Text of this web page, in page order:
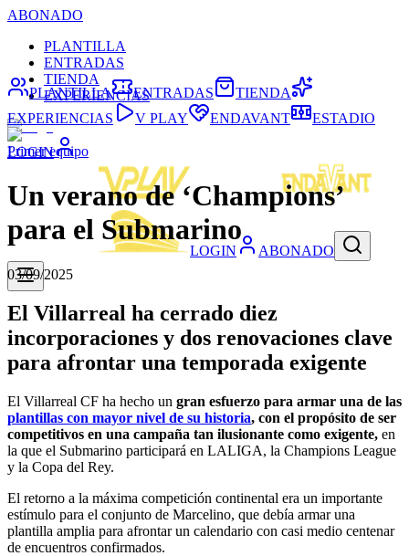
ABONADO
PLANTILLA
ENTRADAS
TIENDA
EXPERIENCIAS
LOGIN
LOGIN ABONADO
PLANTILLA ENTRADAS
TIENDA
EXPERIENCIAS
V PLAY ENDAVANT ESTADIO
Primer equipo
Un verano de ‘Champions’
para el Submarino
03/09/2025
El Villarreal ha cerrado diez
incorporaciones y dos renovaciones clave
para afrontar una temporada exigente
El Villarreal CF ha hecho un gran esfuerzo para armar una de las
plantillas con mayor nivel de su historia, con el propósito de ser
competitivos en una campaña tan ilusionante como exigente, en
la que el Submarino participará en LALIGA, la Champions League
y la Copa del Rey.
El retorno a la máxima competición continental era un importante
estímulo para el conjunto de Marcelino, que debía armar una
plantilla amplia para afrontar un calendario con casi medio centenar
de encuentros confirmados.